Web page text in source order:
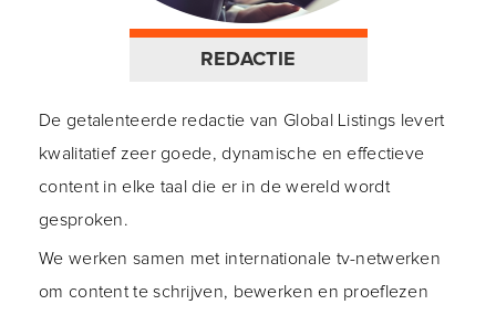
REDACTIE
De getalenteerde redactie van Global Listings levert
kwalitatief zeer goede, dynamische en effectieve
content in elke taal die er in de wereld wordt
gesproken.
We werken samen met internationale tv-netwerken
om content te schrijven, bewerken en proeflezen